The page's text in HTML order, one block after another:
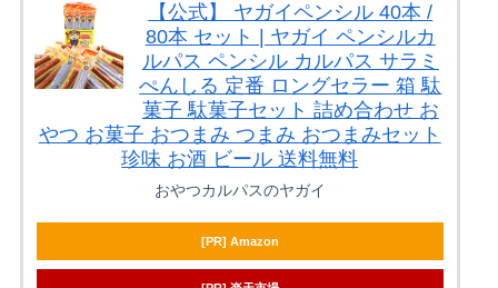
【公式】 ヤガイペンシル 40本 /
80本 セット | ヤガイ ペンシルカ
ルパス ペンシル カルパス サラミ
ぺんしる 定番 ロングセラー 箱 駄
菓子 駄菓子セット 詰め合わせ お
やつ お菓子 おつまみ つまみ おつまみセット
珍味 お酒 ビール 送料無料
おやつカルパスのヤガイ
[PR] Amazon